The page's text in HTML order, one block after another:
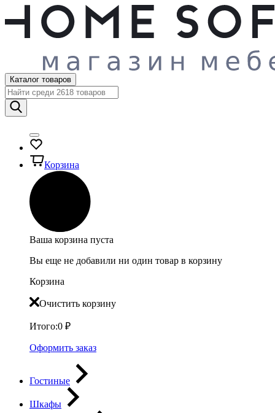
Каталог товаров
Корзина
Ваша корзина пуста
Вы еще не добавили ни один товар в корзину
Корзина
Очистить корзину
Итого:0 ₽
Оформить заказ
Гостиные
Шкафы